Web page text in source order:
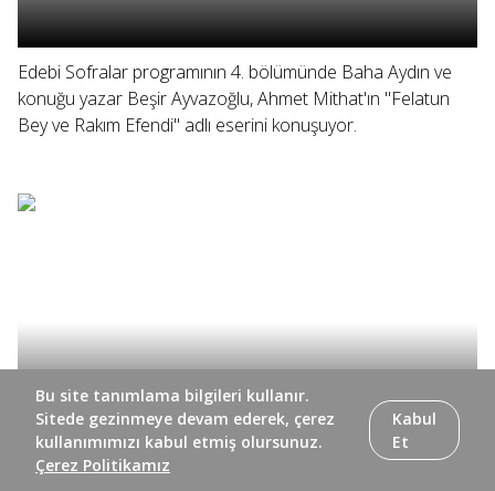
Edebi Sofralar programının 4. bölümünde Baha Aydın ve
konuğu yazar Beşir Ayvazoğlu, Ahmet Mithat'ın "Felatun
Bey ve Rakım Efendi" adlı eserini konuşuyor.
Edebi Sofralar programının 3. bölümünde Baha Aydın,
Bu site tanımlama bilgileri kullanır.
Sitede gezinmeye devam ederek, çerez
kullanımımızı kabul etmiş olursunuz.
Çerez Politikamız
Kabul
Et